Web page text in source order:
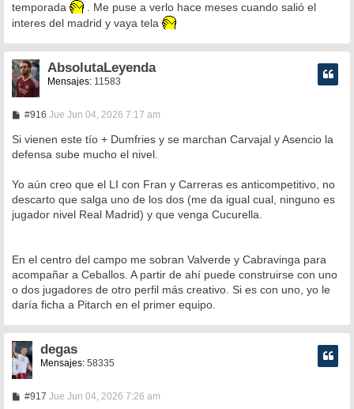
a
j
temporada
. Me puse a verlo hace meses cuando salió el
interes del madrid y vaya tela
AbsolutaLeyenda
Mensajes: 11583
#916M
n
a
e
Jue Jun 04, 2026 7:17 am
Si vienen este tío + Dumfries y se marchan Carvajal y Asencio la
defensa sube mucho el nivel.
Yo aún creo que el LI con Fran y Carreras es anticompetitivo, no
descarto que salga uno de los dos (me da igual cual, ninguno es
jugador nivel Real Madrid) y que venga Cucurella.
En el centro del campo me sobran Valverde y Cabravinga para
acompañar a Ceballos. A partir de ahí puede construirse con uno
o dos jugadores de otro perfil más creativo. Si es con uno, yo le
daría ficha a Pitarch en el primer equipo.
degas
Mensajes:58335
#917MJue Jun 04, 2026 7:26 am